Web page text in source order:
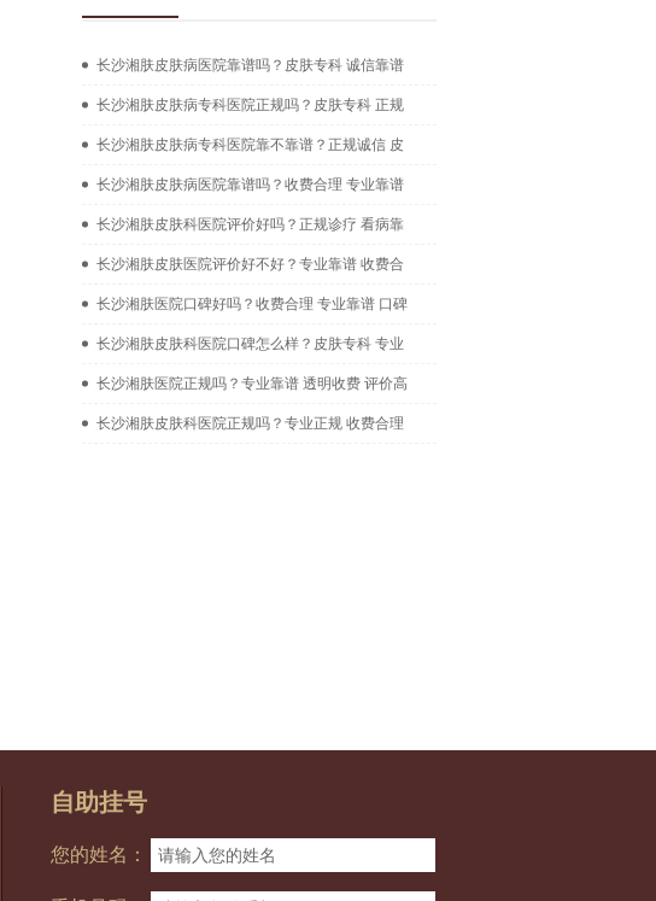
长沙湘肤皮肤病医院靠谱吗？皮肤专科 诚信靠谱
长沙湘肤皮肤病专科医院正规吗？皮肤专科 正规
长沙湘肤皮肤病专科医院靠不靠谱？正规诚信 皮
长沙湘肤皮肤病医院靠谱吗？收费合理 专业靠谱
长沙湘肤皮肤科医院评价好吗？正规诊疗 看病靠
长沙湘肤皮肤医院评价好不好？专业靠谱 收费合
长沙湘肤医院口碑好吗？收费合理 专业靠谱 口碑
长沙湘肤皮肤科医院口碑怎么样？皮肤专科 专业
长沙湘肤医院正规吗？专业靠谱 透明收费 评价高
长沙湘肤皮肤科医院正规吗？专业正规 收费合理
自助挂号
您的姓名：